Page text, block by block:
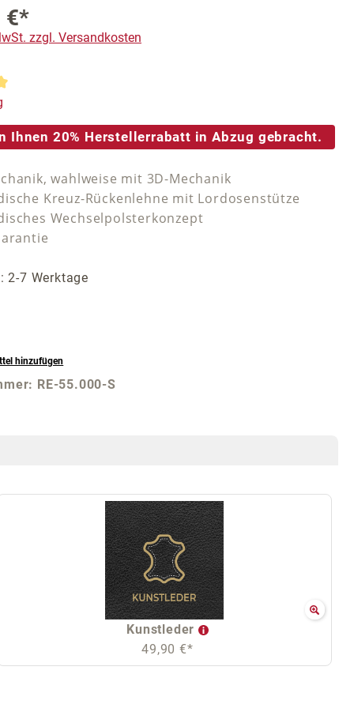
€*
zzgl. Versandkosten
Bewertung von 5 von 5 Sternen
Ihnen 20% Herstellerrabatt in Abzug gebracht.
wahlweise mit 3D-Mechanik
Kreuz-Rückenlehne mit Lordosenstütze
Wechselpolsterkonzept
2-7 Werktage
hinzufügen
RE-55.000-S
Kunstleder
49,90 €*